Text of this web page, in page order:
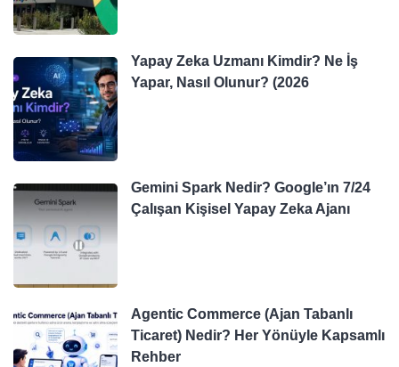
Yapay Zeka Uzmanı Kimdir? Ne İş
Yapar, Nasıl Olunur? (2026
Gemini Spark Nedir? Google’ın 7/24
Çalışan Kişisel Yapay Zeka Ajanı
Agentic Commerce (Ajan Tabanlı
Ticaret) Nedir? Her Yönüyle Kapsamlı
Rehber